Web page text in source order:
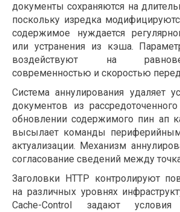
документы сохраняются на
поскольку изредка
содержимое нуждается
или устранения из кэша.
воздействуют на
современностью и скоростью
Система аннулирования удаляет
документов из
обновлении содержимого пин ап
высылает команды
актуализации. Механизм
согласование сведений между
Заголовки HTTP контролируют
на различных уровнях
Cache-Control задают